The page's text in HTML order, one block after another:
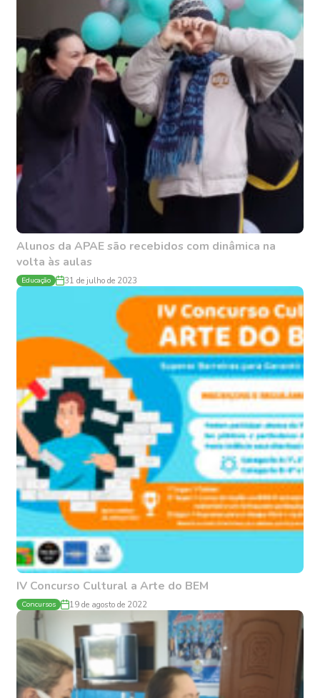
Alunos da APAE são recebidos com dinâmica na
volta às aulas
Educação 31 de julho de 2023
IV Concurso Cultural a Arte do BEM
Concursos 19 de agosto de 2022